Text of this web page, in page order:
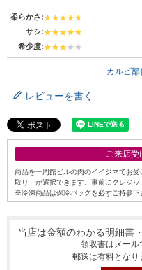
柔らかさ:
サシ:
希少度:
カルビ
レビューを書く
ご来店
商品を一周館ビルの肉のイイジマでお
取り」が選択できます。事前にクレジ
※冷凍商品は保冷バッグを必ずご持参
当店は金額のわかる明細書
領収書はメール
郵送は有料とな